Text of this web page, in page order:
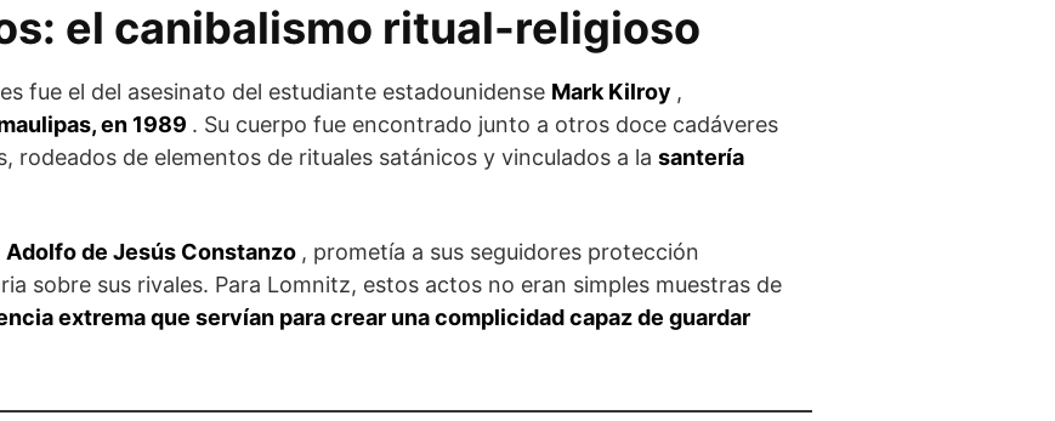
el canibalismo ritual-religioso
fue el del asesinato del estudiante estadounidense Mark Kilroy ,
en 1989 . Su cuerpo fue encontrado junto a otros doce cadáveres
rodeados de elementos de rituales satánicos y vinculados a la santería
Adolfo de Jesús Constanzo , prometía a sus seguidores protección
sobre sus rivales. Para Lomnitz, estos actos no eran simples muestras de
extrema que servían para crear una complicidad capaz de guardar